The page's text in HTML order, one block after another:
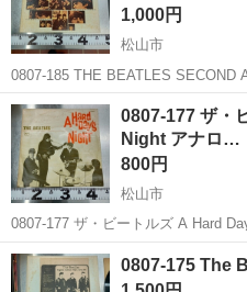
1,000円
松山市
0807-185 THE BEATLES SECOND
内)盤 【状態】 ・使用に伴う多少のスレ、キズ、落としきれない汚れ
などございます ・詳細は現地でご
愛媛 松山市 レコ
0807-177 ザ・
Night アナロ…
800円
松山市
0807-177 ザ・ビートルズ A Hard
本)盤 【状態】 ・使用に伴う多少のスレ、キズ、落としきれない汚れ
などございます ・詳細は現地でご
愛媛 松山市
0807-175 The